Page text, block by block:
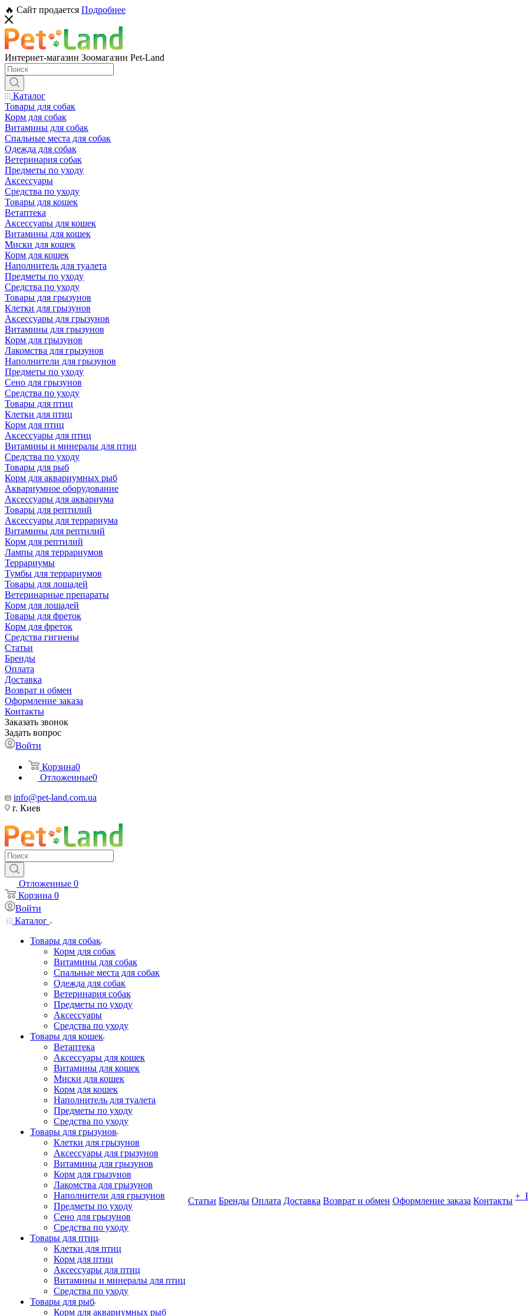
🔥 Сайт продается Подробнее
Интернет-магазин Зоомагазин Pet-Land
Каталог
Товары для собак
Корм для собак
Витамины для собак
Спальные места для собак
Одежда для собак
Ветеринария собак
Предметы по уходу
Аксессуары
Средства по уходу
Товары для кошек
Ветаптека
Аксессуары для кошек
Витамины для кошек
Миски для кошек
Корм для кошек
Наполнитель для туалета
Предметы по уходу
Средства по уходу
Товары для грызунов
Клетки для грызунов
Аксессуары для грызунов
Витамины для грызунов
Корм для грызунов
Лакомства для грызунов
Наполнители для грызунов
Предметы по уходу
Сено для грызунов
Средства по уходу
Товары для птиц
Клетки для птиц
Корм для птиц
Аксессуары для птиц
Витамины и минералы для птиц
Средства по уходу
Товары для рыб
Корм для аквариумных рыб
Аквариумное оборудование
Аксессуары для аквариума
Товары для рептилий
Аксессуары для террариума
Витамины для рептилий
Корм для рептилий
Лампы для террариумов
Террариумы
Тумбы для террариумов
Товары для лошадей
Ветеринарные препараты
Корм для лошадей
Товары для фреток
Корм для фреток
Средства гигиены
Статьи
Бренды
Оплата
Доставка
Возврат и обмен
Оформление заказа
Контакты
Заказать звонок
Задать вопрос
Войти
Корзина0
Отложенные0
info@pet-land.com.ua
г. Киев
Отложенные 0
Корзина 0
Войти
Каталог
Товары для собак
Корм для собак
Витамины для собак
Спальные места для собак
Одежда для собак
Ветеринария собак
Предметы по уходу
Аксессуары
Средства по уходу
Товары для кошек
Ветаптека
Аксессуары для кошек
Витамины для кошек
Миски для кошек
Корм для кошек
Наполнитель для туалета
Предметы по уходу
Средства по уходу
Товары для грызунов
Клетки для грызунов
Аксессуары для грызунов
Витамины для грызунов
Корм для грызунов
Лакомства для грызунов
Наполнители для грызунов
Предметы по уходу
Сено для грызунов
Средства по уходу
Товары для птиц
Клетки для птиц
Корм для птиц
Аксессуары для птиц
Витамины и минералы для птиц
Средства по уходу
Товары для рыб
Корм для аквариумных рыб
Статьи Бренды Оплата Доставка Возврат и обмен Оформление заказа Контакты +